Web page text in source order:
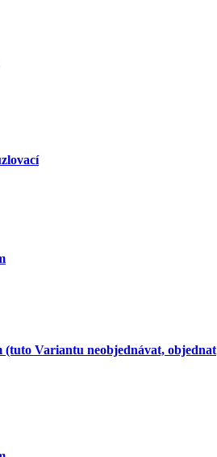
(tuto Variantu neobjednávat, objednat